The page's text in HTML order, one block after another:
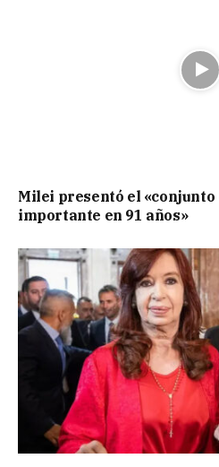
Milei presentó el «conjunto
importante en 91 años»